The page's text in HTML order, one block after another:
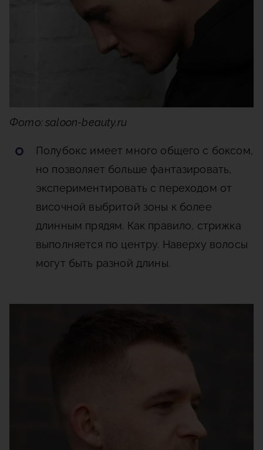
Фото: saloon-beauty.ru
Полубокс имеет много общего с боксом,
но позволяет больше фантазировать,
экспериментировать с переходом от
височной выбритой зоны к более
длинным прядям. Как правило, стрижка
выполняется по центру. Наверху волосы
могут быть разной длины.